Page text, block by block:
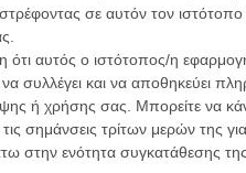
σε αυτόν τον
αυτός ο ιστότοπος/η
συλλέγει και να αποθηκεύει
ή χρήσης σας. Μπορείτε να
σημάνσεις τρίτων μερών της
στην ενότητα συγκατάθεσης
το βλέμμα της ταινίας
δεν θα είχαν αντέξει στο final
Μπάμπετ Κνουντσεν που
ερμηνευτικής δεινότητας
των Γκούσταβ Μέλερ, Εμιλ
ερμηνεία του Σεμπάστιαν
να σε καταπνίγει.